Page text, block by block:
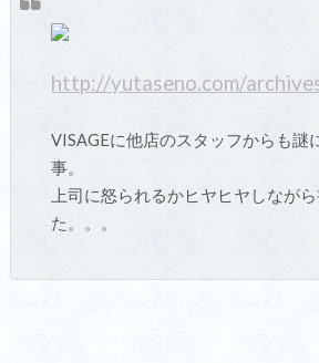
http://yutaseno.com/
VISAGEに他店のスタッフからも謎
事。
上司に怒られるかヒヤヒヤしなが
た。。。